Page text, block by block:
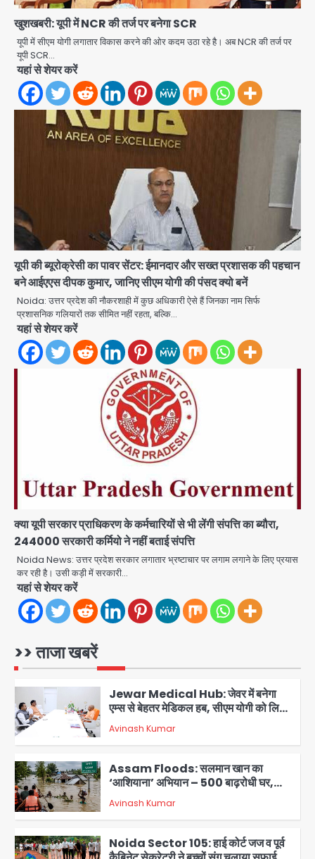
खुशखबरी: यूपी में NCR की तर्ज पर बनेगा SCR
यूपी में सीएम योगी लगातार विकास करने की ओर कदम उठा रहे है। अब NCR की तर्ज पर
यूपी SCR…
यहां से शेयर करें
यूपी की ब्यूरोक्रेसी का पावर सेंटर: ईमानदार और सख्त प्रशासक की पहचान
बने आईएएस दीपक कुमार, जानिए सीएम योगी की पंसद क्यो बनें
Noida: उत्तर प्रदेश की नौकरशाही में कुछ अधिकारी ऐसे हैं जिनका नाम सिर्फ
प्रशासनिक गलियारों तक सीमित नहीं रहता, बल्कि…
यहां से शेयर करें
क्या यूपी सरकार प्राधिकरण के कर्मचारियों से भी लेंगी संपत्ति का ब्यौरा,
244000 सरकारी कर्मियो ने नहीं बताई संपत्ति
Noida News: उत्तर प्रदेश सरकार लगातार भ्रष्टाचार पर लगाम लगाने के लिए प्रयास
कर रही है। उसी कड़ी में सरकारी…
यहां से शेयर करें
>> ताजा खबरें
2
Jewar Medical Hub: जेवर में बनेगा
पत्र
Avinash Kumar
Assam Floods: सलमान खान का
‘आशियाना’ अभियान – 500 बाढ़रोधी घर,
220 तैयार; जुबीन गर्ग की विरासत और बॉलीवुड
सितारों का जमीनी सहयोग
Avinash Kumar
4
Noida Sector 105: हाई कोर्ट जज व पूर्व
कैबिनेट सेक्रेटरी ने बच्चों संग चलाया सफाई
अभियान, 160 किलो कूड़ा हटाया
5
Noida District Hospital: नोएडा
जिला अस्पताल में फॉल सीलिंग गिरी, गायनो
OT गैलरी में बड़ा हादसा टला; मरीजों की सुरक्षा
Avinash Kumar
1
एयरपोर्ट का फर्जी कर्मचारी बनकर 3 लाख
2
Jewar Medical Hub: जेवर में बनेगा
एम्स से बेहतर मेडिकल हब, सीएम योगी को लिखा
पत्र
Avinash Kumar
3
Assam Floods: सलमान खान का
‘आशियाना’ अभियान – 500 बाढ़रोधी घर,
220 तैयार; जुबीन गर्ग की विरासत और बॉलीवुड
सितारों का जमीनी सहयोग
Avinash Kumar
Noida Sector 105: हाई कोर्ट जज व पूर्व